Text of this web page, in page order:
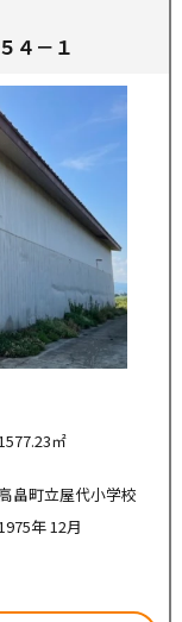
４－１
㎡
畠町立屋代小学校
年 12月